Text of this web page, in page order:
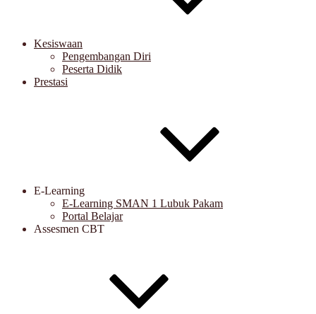
Kesiswaan
Pengembangan Diri
Peserta Didik
Prestasi
E-Learning
E-Learning SMAN 1 Lubuk Pakam
Portal Belajar
Assesmen CBT